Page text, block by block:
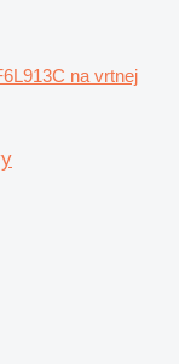
na vrtnej